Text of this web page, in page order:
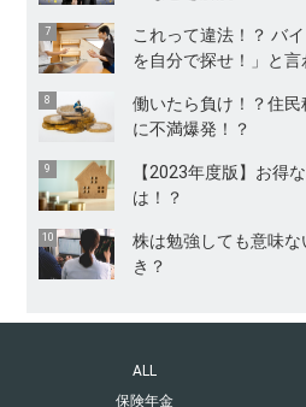
これって違法！？ バ
を自分で探せ！」と言
働いたら負け！？住
に不満爆発！？
【2023年度版】お得
は！？
株は勉強しても意味
き？
ALL
保険年金